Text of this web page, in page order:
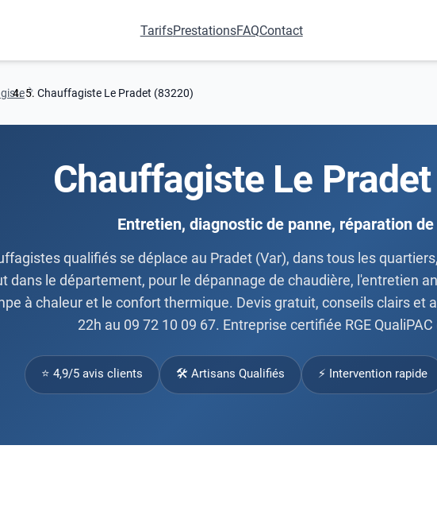
TarifsPrestationsFAQContact
Chauffagiste Le Pradet (83220)
Chauffagiste Le
Entretien, diagnostic de panne, réparation
qualifiés se déplace au Pradet (Var), dans tous les
dans le département, pour le dépannage de chaudière, l'entretien
à chaleur et le confort thermique. Devis gratuit, conseils clairs et
22h au 09 72 10 09 67. Entreprise certifiée RGE QualiPAC
⭐ 4,9/5 avis clients 🛠 Artisans Qualifiés ⚡ Intervention rapide